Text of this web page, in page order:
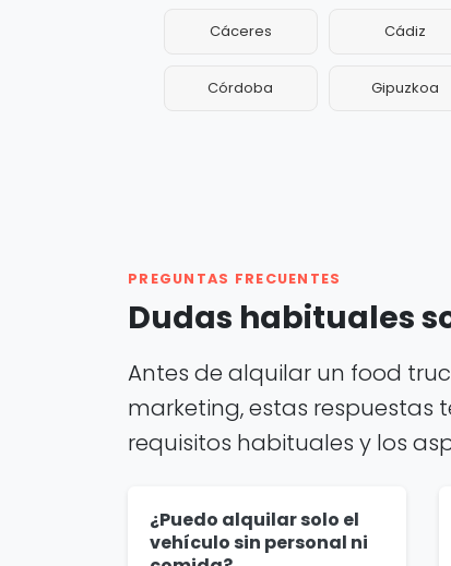
Cáceres Cádiz
Córdoba Gipuzkoa
PREGUNTAS FRECUENTES
Dudas habituales
Antes de alquilar un food
marketing, estas respuestas
requisitos habituales y los
¿Puedo alquilar solo el
vehículo sin personal ni